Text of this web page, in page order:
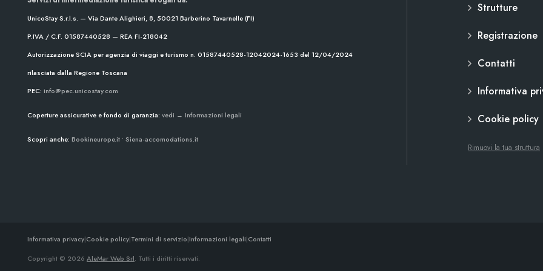
UnicoStay S.r.l.s. — Via Dante Alighieri, 8, 50021 Barberino Tavarnelle (FI)
P.IVA / C.F. 01587440528 — REA FI-218042
Autorizzazione SCIA per agenzia di viaggi e turismo n. 01587440528-12042024-1653 del 12/04/2024
rilasciata dalla Regione Toscana
PEC: info@pec.unicostay.com
Coperture assicurative e fondo di garanzia: vedi → Informazioni legali
Scopri anche: Bookineurope.it • Siena-accomodations.it
Strutture
Registrazione
Contatti
Informativa
Cookie policy
Rimuovi la tua struttura
Informativa privacy|Cookie policy|Termini di servizio|Informazioni legali|Contatti
Copyright © 2026 AleMar Web Srl. Tutti i diritti riservati.